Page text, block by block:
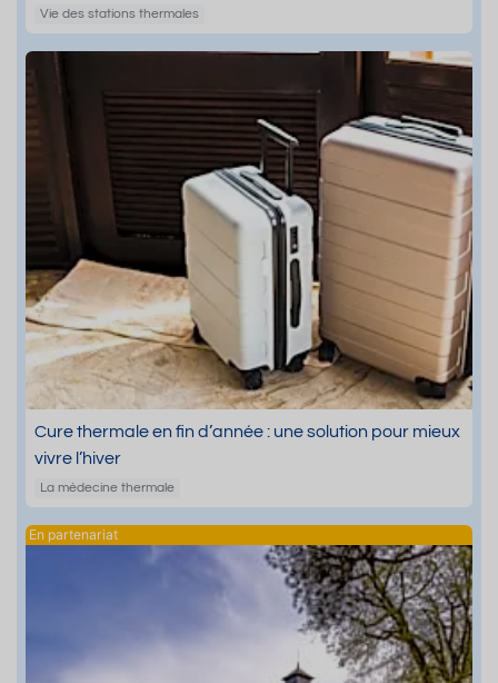
Vie des stations thermales
Cure thermale en fin d’année : une solution pour mieux
vivre l’hiver
La médecine thermale